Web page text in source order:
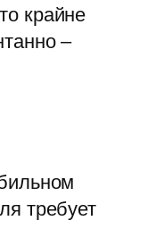
крайне
–
требует